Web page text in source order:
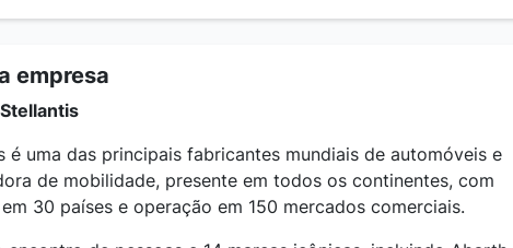
empresa
é uma das principais fabricantes mundiais de automóveis e
de mobilidade, presente em todos os continentes, com
30 países e operação em 150 mercados comerciais.